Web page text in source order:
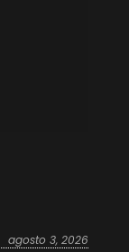
agosto 3, 2026